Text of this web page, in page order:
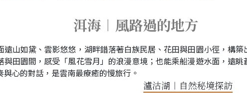
洱海︱風路過的地方
山如黛、雲影悠悠，湖畔錯落著白族民居、花田與田園小徑，構
田園間，感受「風花雪月」的浪漫意境；也能乘船漫遊水面，遠
心的對話，是雲南最療癒的慢旅行。
瀘沽湖︱自然秘境探訪